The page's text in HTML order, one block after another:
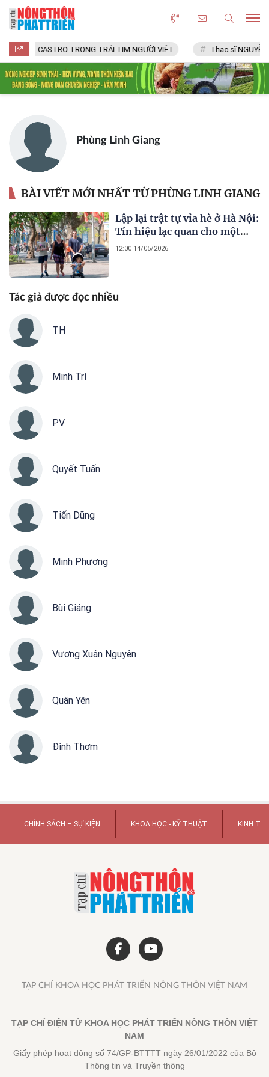
FIDEL CASTRO TRONG TRÁI TIM NGƯỜI VIỆT Thạc sĩ NGUYỄN
Phùng Linh Giang
BÀI VIẾT MỚI NHẤT TỪ PHÙNG LINH GIANG
Lập lại trật tự vỉa hè ở Hà Nội:
Tín hiệu lạc quan cho một
Thủ đô văn minh
12:00 14/05/2026
Tác giả được đọc nhiều
TH
Minh Trí
PV
Quyết Tuấn
Tiến Dũng
Minh Phương
Bùi Giáng
Vương Xuân Nguyên
Quân Yên
Đình Thơm
CHÍNH SÁCH – SỰ KIỆN KHOA HỌC - KỸ THUẬT KINH TẾ
TẠP CHÍ KHOA HỌC PHÁT TRIỂN NÔNG THÔN VIỆT NAM
TẠP CHÍ ĐIỆN TỬ KHOA HỌC PHÁT TRIỂN NÔNG THÔN VIỆT
NAM
Giấy phép hoạt động số 74/GP-BTTTT ngày 26/01/2022 của Bộ
Thông tin và Truyền thông